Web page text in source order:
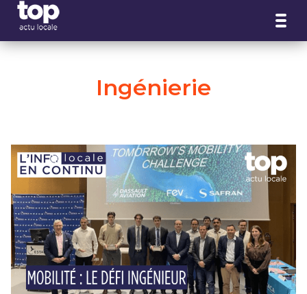
Ingénierie
Panneau de gestion des cookies